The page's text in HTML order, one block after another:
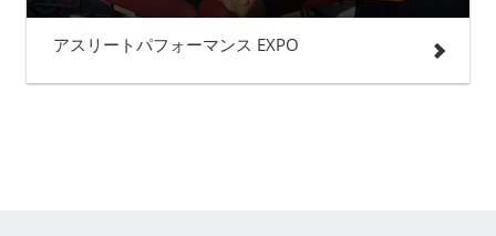
アスリートパフォーマンス EXPO